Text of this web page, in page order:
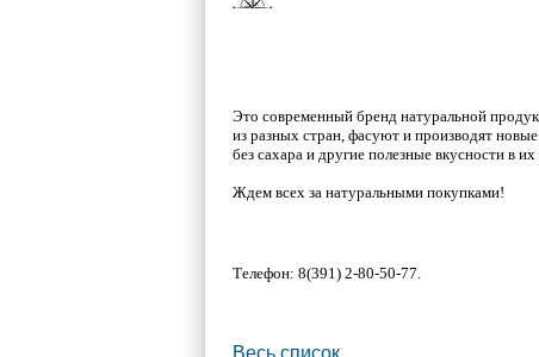
Это современный бренд натуральной
из разных стран, фасуют и производят
без сахара и другие полезные вкусности в
Ждем всех за натуральными покупками!
Телефон: 8(391) 2-80-50-77.